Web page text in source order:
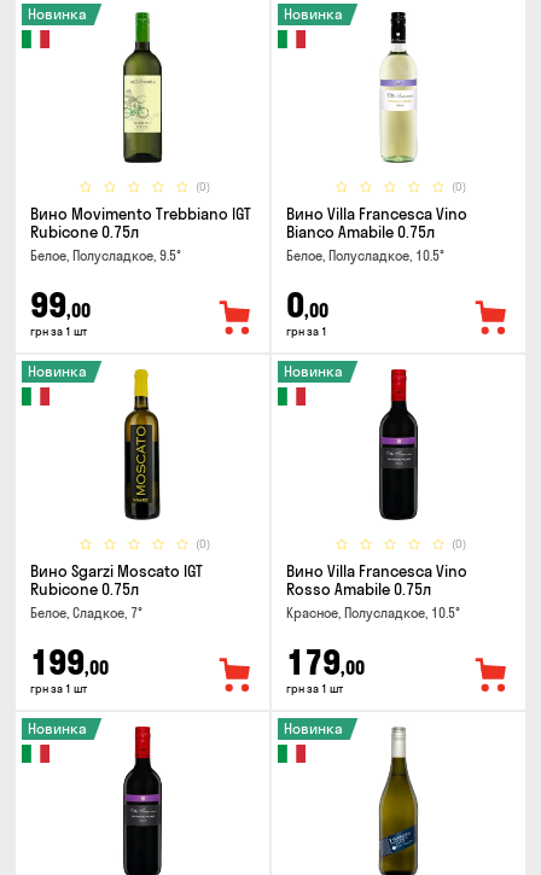
(0)
Новинка
Вино Movimento Trebbiano IGT
Rubicone 0.75л
Белое, Полусладкое, 9.5°
99,00
грн за 1 шт
(0)
Новинка
Вино Villa Francesca Vino
Bianco Amabile 0.75л
Белое, Полусладкое, 10.5°
0,00
грн за 1
(0)
Новинка
Вино Sgarzi Moscato IGT
Rubicone 0.75л
Белое, Сладкое, 7°
199,00
грн за 1 шт
(0)
Новинка
Вино Villa Francesca Vino
Rosso Amabile 0.75л
Красное, Полусладкое, 10.5°
179,00
грн за 1 шт
Новинка Новинка